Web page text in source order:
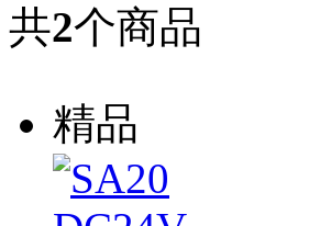
共2个商品
精品